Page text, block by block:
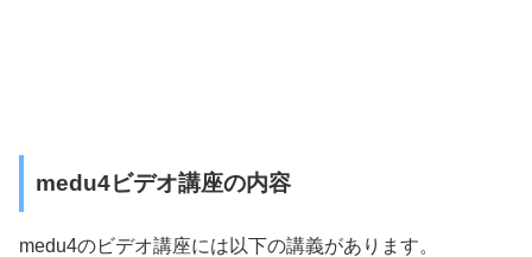
medu4ビデオ講座の内容
medu4のビデオ講座には以下の講義があります。